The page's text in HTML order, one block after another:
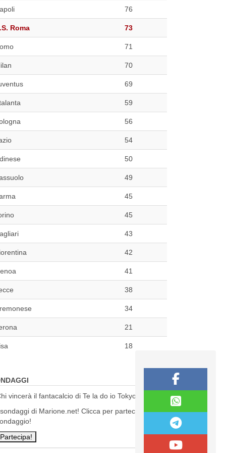
76
Roma 73
71
70
69
59
56
54
50
49
45
45
43
42
41
38
34
21
18
vincerà il fantacalcio di Te la do io Tokyo?
di Marione.net! Clicca per partecipare al